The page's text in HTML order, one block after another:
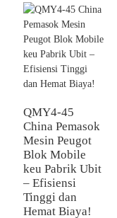
QMY4-45
China Pemasok
Mesin Peugot
Blok Mobile
keu Pabrik Ubit
– Efisiensi
Tinggi dan
Hemat Biaya!